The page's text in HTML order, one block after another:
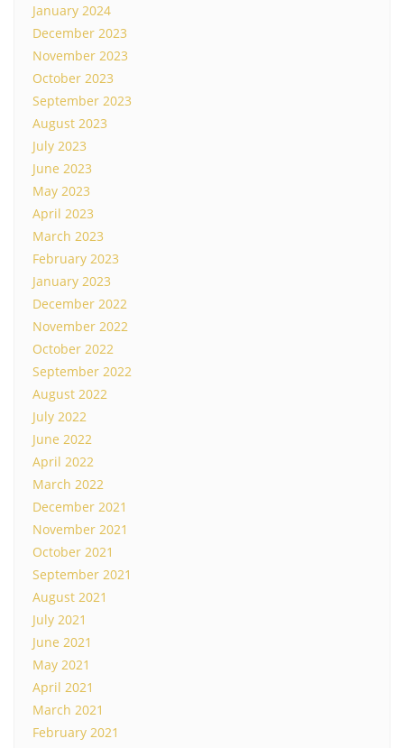
January 2024
December 2023
November 2023
October 2023
September 2023
August 2023
July 2023
June 2023
May 2023
April 2023
March 2023
February 2023
January 2023
December 2022
November 2022
October 2022
September 2022
August 2022
July 2022
June 2022
April 2022
March 2022
December 2021
November 2021
October 2021
September 2021
August 2021
July 2021
June 2021
May 2021
April 2021
March 2021
February 2021